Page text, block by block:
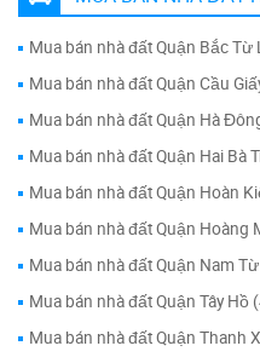
Mua bán nhà đất Quận Bắc Từ
Mua bán nhà đất Quận Cầu
Mua bán nhà đất Quận Hà
Mua bán nhà đất Quận Hai Bà
Mua bán nhà đất Quận Hoàn
Mua bán nhà đất Quận Hoàng
Mua bán nhà đất Quận Nam
Mua bán nhà đất Quận Tây Hồ
Mua bán nhà đất Quận Thanh